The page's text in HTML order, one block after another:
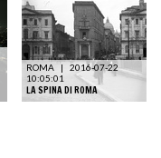
ROMA |
2016-07-22
10:05:01
LA SPINA DI ROMA